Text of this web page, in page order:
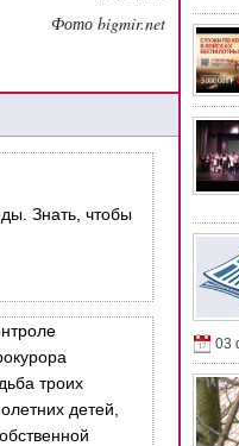
Фото bigmir.net
Знать, чтобы
троих
детей,
03